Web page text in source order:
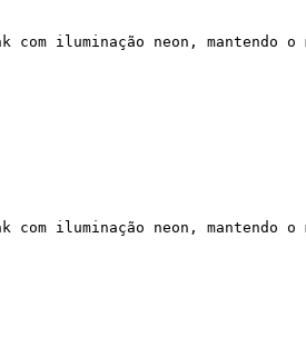
com iluminação neon, mantendo o
com iluminação neon, mantendo o